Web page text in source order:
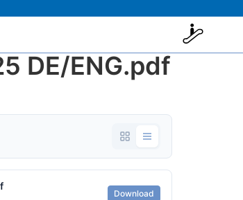
DE/ENG.pdf
Download